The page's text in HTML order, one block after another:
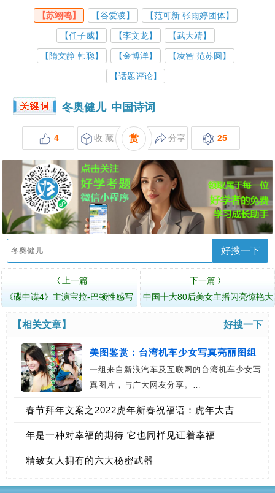
【苏翊鸣】 【谷爱凌】 【范可新 张雨婷团体】
【任子威】 【李文龙】 【武大靖】
【隋文静 韩聪】 【金博洋】 【凌智 范苏圆】
【话题评论】
冬奥健儿 中国诗词
4 收 藏 赏 分享 25
好搜一下
〈
上一篇
《碟中谍4》主演宝拉-巴顿性感写
下一篇 〉
中国十大80后美女主播闪亮惊艳大
【相关文章】 好搜一下
美图鉴赏：台湾机车少女写真亮丽图组
一组来自新浪汽车及互联网的台湾机车少女写
真图片，与广大网友分享。…
春节拜年文案之2022虎年新春祝福语：虎年大吉
年是一种对幸福的期待 它也同样见证着幸福
精致女人拥有的六大秘密武器